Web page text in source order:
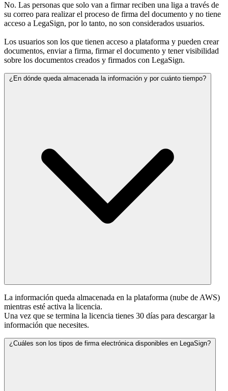
No. Las personas que solo van a firmar reciben una liga a través de
su correo para realizar el proceso de firma del documento y no tiene
acceso a LegaSign, por lo tanto, no son considerados usuarios.
Los usuarios son los que tienen acceso a plataforma y pueden crear
documentos, enviar a firma, firmar el documento y tener visibilidad
sobre los documentos creados y firmados con LegaSign.
¿En dónde queda almacenada la información y por cuánto tiempo?
La información queda almacenada en la plataforma (nube de AWS)
mientras esté activa la licencia.
Una vez que se termina la licencia tienes 30 días para descargar la
información que necesites.
¿Cuáles son los tipos de firma electrónica disponibles en LegaSign?